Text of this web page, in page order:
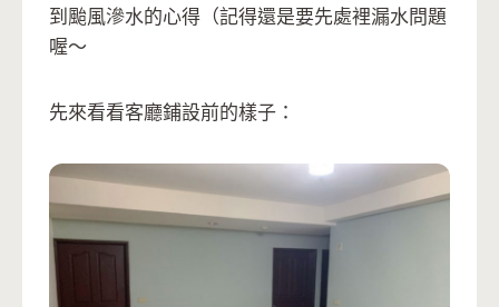
到颱風滲水的心得（記得還是要先處裡漏水問題
喔～
先來看看客廳鋪設前的樣子：